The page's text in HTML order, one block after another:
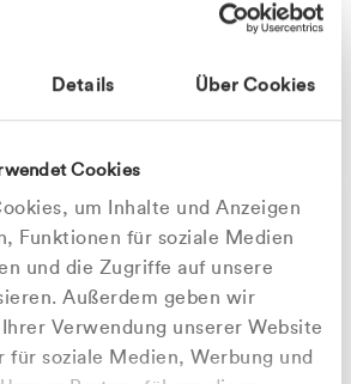
Details Über Cookies
Cookies
um Inhalte und Anzeigen
Funktionen für soziale Medien
und die Zugriffe auf unsere
Außerdem geben wir
Verwendung unserer Website
für soziale Medien, Werbung und